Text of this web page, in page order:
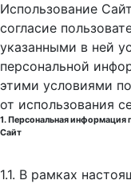
Использование
согласие
указанными в ней
персональной
этими условиями
от использования
1. Персональная информация
Сайт
1.1. В рамках